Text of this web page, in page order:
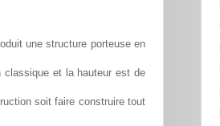
une structure porteuse en
classique et la hauteur est de
soit faire construire tout